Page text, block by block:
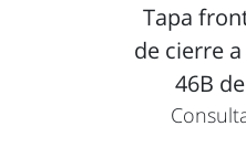
Tapa
de cierre
46B